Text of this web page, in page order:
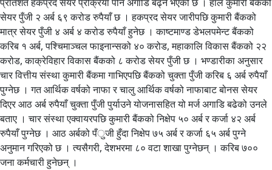
प्रतिशत हकप्रद सेयर प्रक्रिया पनि अगाडि बढ्ने भएको छ । हाल कुमारी बैंकको
सेयर पुँजी २ अर्ब ६९ करोड रुपैयाँ छ । हकप्रद सेयर जारीपछि कुमारी बैंकको
मात्र सेयर पुँजी ४ अर्ब ४ करोड रुपैयाँ हुनेछ । काष्टमाण्ड डेभलपमेन्ट बैंकको
करिब १ अर्ब, पश्चिमाञ्चल फाइनान्सको ४० करोड, महाकालि विकास बैंकको २२
करोड, काक्रेविहार विकास बैंकको ८ करोड सेयर पुँजी छ । भण्डारीका अनुसार
चार वित्तीय संस्था कुमारी बैंकमा गाभिएपछि बैंकको चुक्ता पुँजी करिब ६ अर्ब रुपैयाँ
पुग्नेछ । गत आर्थिक वर्षको नाफा र चालु आर्थिक वर्षको नाफाबाट बोनस सेयर
दिएर आठ अर्ब रुपैयाँ चुक्ता पुँजी पुर्याउने योजनासहित यो मर्ज अगाडि बढेको उनले
बताए । चार संस्था एक्वायरपछि कुमारी बैंकको निक्षेप ५० अर्ब र कर्जा ४२ अर्ब
रुपैयाँ पुग्नेछ । आठ अर्बको पँुजी हुँदा निक्षेप ७५ अर्ब र कर्जा ६५ अर्ब पुग्ने
अनुमान गरिएको छ । त्यसैगरी, देशभरमा ८० वटा शाखा पुग्नेछन् । करिब ७००
जना कर्मचारी हुनेछन् ।